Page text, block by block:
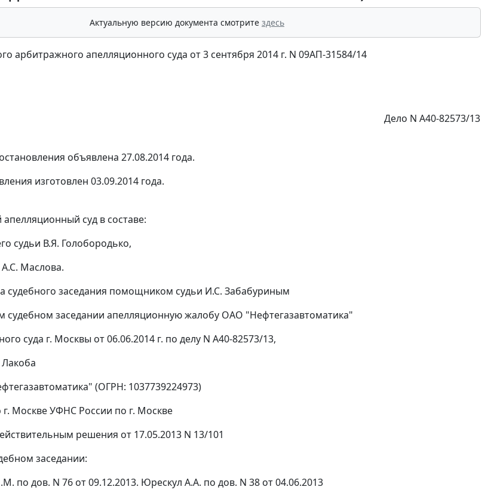
Актуальную версию документа смотрите здесь
арбитражного апелляционного суда от 3 сентября 2014 г. N 09АП-31584/14
Дело N А40-82573/13
объявлена 27.08.2014 года.
изготовлен 03.09.2014 года.
суд в составе:
судьи В.Я. Голобородько,
Маслова.
судебного заседания помощником судьи И.С. Забабуриным
судебном заседании апелляционную жалобу ОАО "Нефтегазавтоматика"
суда г. Москвы от 06.06.2014 г. по делу N А40-82573/13,
(ОГРН: 1037739224973)
Москве УФНС России по г. Москве
решения от 17.05.2013 N 13/101
заседании:
по дов. N 76 от 09.12.2013. Юрескул А.А. по дов. N 38 от 04.06.2013